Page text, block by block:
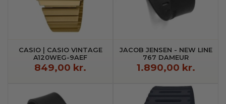
CASIO | CASIO VINTAGE
A120WEG-9AEF
849,00 kr.
JACOB JENSEN - NEW LINE
767 DAMEUR
1.890,00 kr.